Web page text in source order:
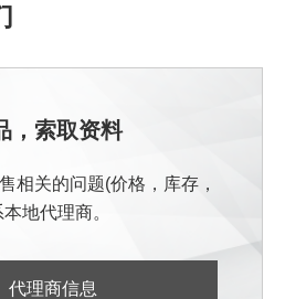
，索取资料
相关的问题(价格，库存，
地代理商。
代理商信息